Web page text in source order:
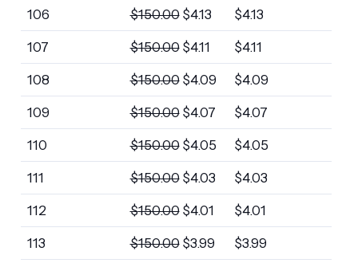
106 $150.00 $4.13 $4.13
107 $150.00 $4.11 $4.11
108 $150.00 $4.09 $4.09
109 $150.00 $4.07 $4.07
110 $150.00 $4.05 $4.05
111 $150.00 $4.03 $4.03
112 $150.00 $4.01 $4.01
113 $150.00 $3.99 $3.99